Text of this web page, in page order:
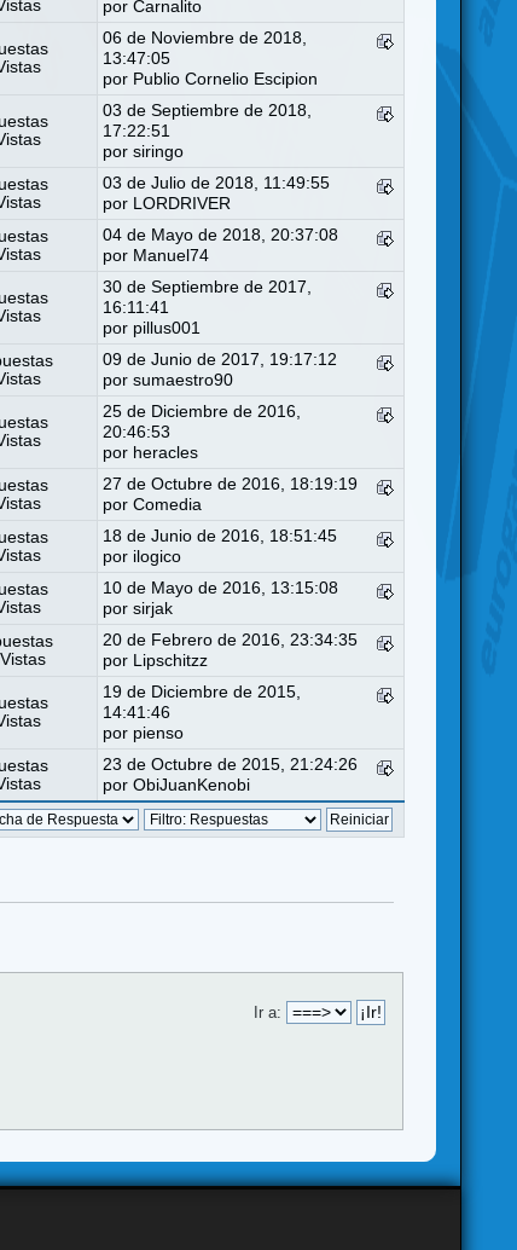
porCarnalito
06 de Noviembre de 2018,
13:47:05
por Publio Cornelio Escipion
03 de Septiembre de 2018,
17:22:51
porsiringo
03 de Julio de 2018, 11:49:55
por
LORDRIVER
04 de Mayo de 2018, 20:37:08
por Manuel74
30 de Septiembre de 2017,
16:11:41
por pillus001
09 de Junio de 2017, 19:17:12
porsumaestro90
25 de Diciembre de 2016,
20:46:53
por heracles
27 de Octubre de 2016, 18:19:19
porComedia
18 de Junio de 2016, 18:51:45
por ilogico
10 de Mayo de 2016, 13:15:08
porsirjak
20 de Febrero de 2016, 23:34:35
por
Lipschitzz
19 de Diciembre de 2015,
14:41:46
por pienso
23 de Octubre de 2015, 21:24:26
porObiJuanKenobi
Ir a: